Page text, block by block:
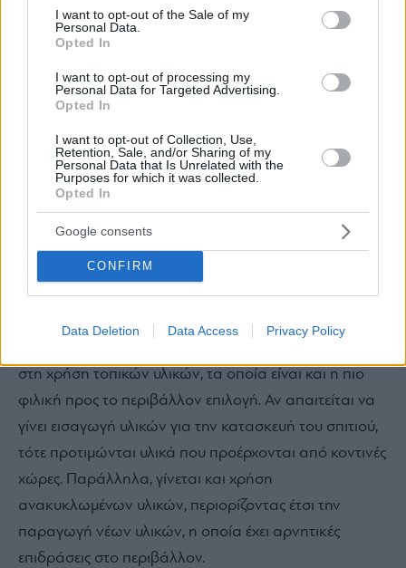
consent section.
I want to opt-out of the Sale of my
Personal Data.
Opted In
I want to opt-out of processing my
Personal Data for Targeted Advertising.
Opted In
I want to opt-out of Collection, Use,
Retention, Sale, and/or Sharing of my
Personal Data that Is Unrelated with the
Purposes for which it was collected.
Opted In
Google consents
CONFIRM
Data Deletion Data Access Privacy Policy
το. Για να επιτευχθεί αυτό, θα πρέπει φυσικά να
υπάρχουν παράθυρα σε αυτή τη μεριά του σπιτιού.
Αντίθετα, κατά τη διάρκεια του καλοκαιριού ο αέρας
που μπαίνει από τη βόρεια πλευρά του σπιτιού,
Χρήση τοπικών δομικών υλικών
Για την κατασκευή κτιρίων, πολλές φορές
χρησιμοποιούνται υλικά, τα οποία έχουν εισαχθεί από
μακρινές χώρες, με αποτέλεσμα να σπαταλάται πολλή
ενέργεια για τη μεταφορά τους και να έχουν μεγάλο
περιβαλλοντικό αποτύπωμα. Αυτό δεν ισχύει στη
στη χρήση τοπικών υλικών, τα οποία είναι και η πιο
φιλική προς το περιβάλλον επιλογή. Αν απαιτείται να
γίνει εισαγωγή υλικών για την κατασκευή του σπιτιού,
τότε προτιμώνται υλικά που προέρχονται από κοντινές
χώρες. Παράλληλα, γίνεται και χρήση
ανακυκλωμένων υλικών, περιορίζοντας έτσι την
παραγωγή νέων υλικών, η οποία έχει αρνητικές
επιδράσεις στο περιβάλλον.